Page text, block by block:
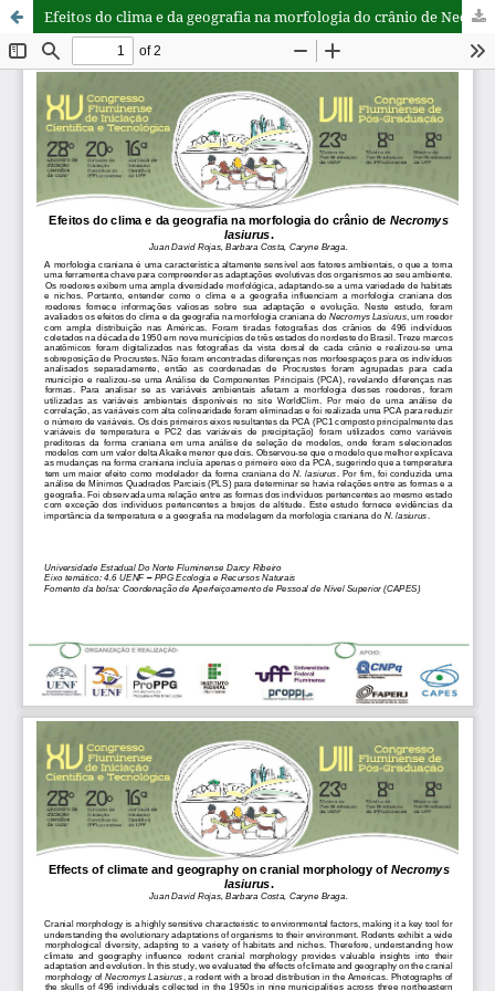
Efeitos do clima e da geografia na morfologia do crânio de Necromys lasiurus